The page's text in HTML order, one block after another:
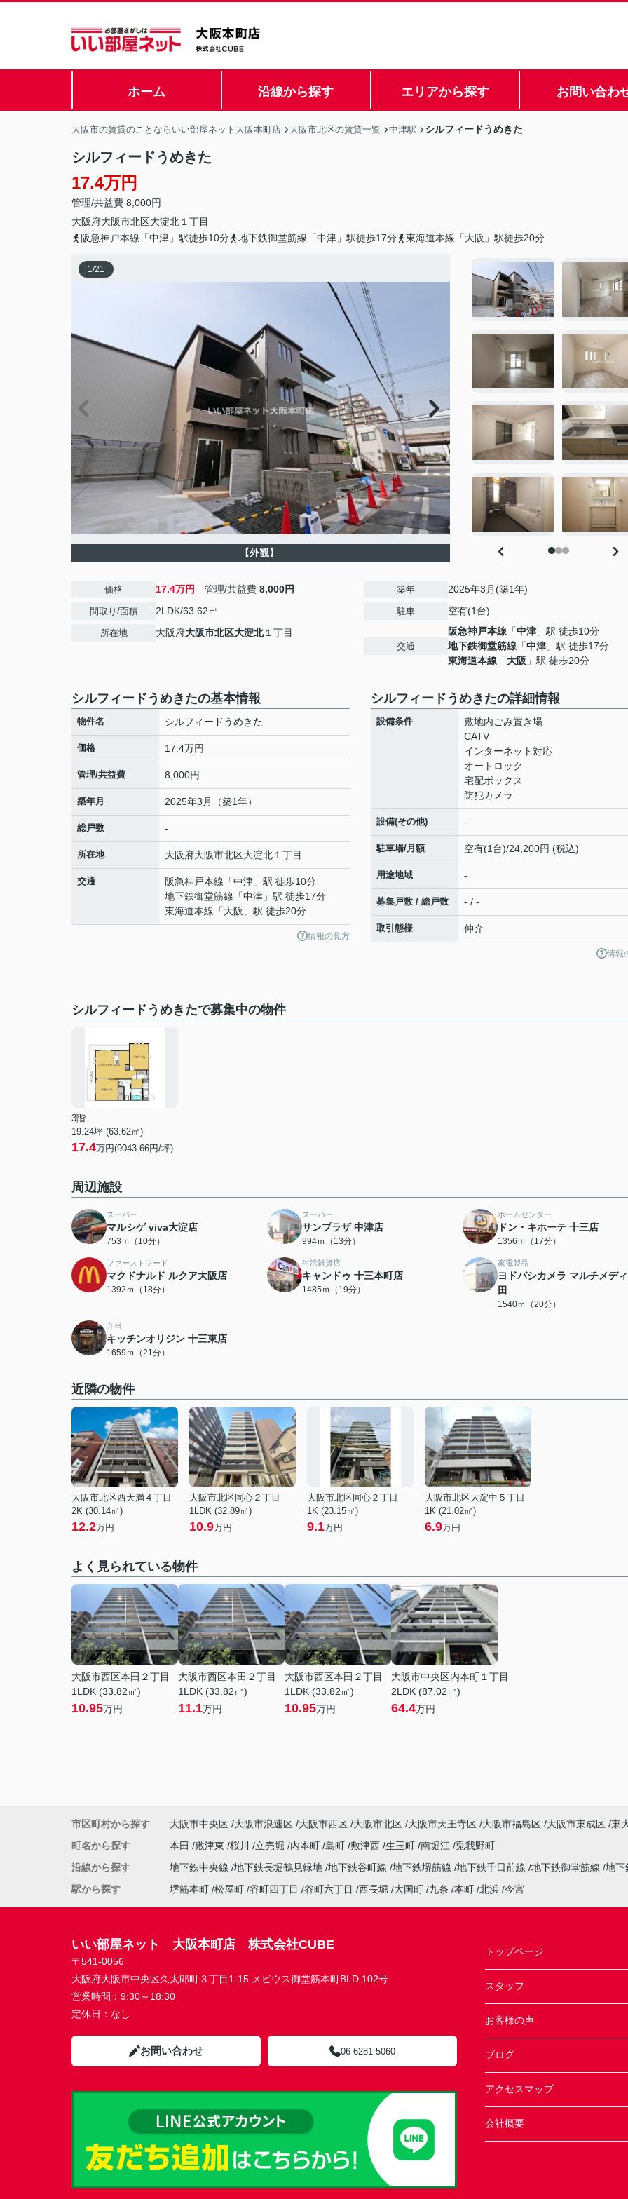
ホーム 沿線から探す エリアから探す お問い合わ
大阪市の賃貸のことならいい部屋ネット大阪本町店 大阪市北区の賃貸一覧 中津駅 シルフィードうめきた
シルフィードうめきた
17.4万円
管理/共益費 8,000円
大阪府大阪市北区大淀北 １丁目
阪急神戸本線「中津」駅徒歩10分
地下鉄御堂筋線「中津」駅徒歩17分 東海道本線「大阪」駅徒歩20分
1/21
【外観】
価格 17.4万円 管理/共益費 8,000円
間取り/面積 2LDK/63.62㎡
所在地 大阪府大阪市北区大淀北１丁目
築年 2025年3月(築1年)
駐車 空有(1台)
交通
阪急神戸本線 「中津 」駅 徒歩10分
地下鉄御堂筋線 「中津 」駅 徒歩17分
東海道本線 「大阪 」駅 徒歩20分
シルフィードうめきたの基本情報
物件名 シルフィードうめきた
価格 17.4万円
管理/共益費 8,000円
築年月 2025年3月（築1年）
総戸数 -
所在地 大阪府大阪市北区大淀北 １丁目
交通 阪急神戸本線 「中津 」駅 徒歩10分
地下鉄御堂筋線 「中津 」駅 徒歩17分
東海道本線 「大阪 」駅 徒歩20分
情報の見方
シルフィードうめきたの詳細情報
設備条件
敷地内ごみ置き場
CATV
インターネット対応
オートロック
宅配ボックス
防犯カメラ
設備(その他) -
駐車場/月額 空有(1台)/24,200円 (税込)
用途地域 -
募集戸数 / 総戸数 - / -
取引態様 仲介
情報
シルフィードうめきたで募集中の物件
3階
19.24坪 (63.62㎡)
17.4万円(9043.66円/坪)
周辺施設
スーパー
マルシゲ viva大淀店
753ｍ（10分）
スーパー
サンプラザ 中津店
994ｍ（13分）
ホームセンター
ドン・キホーテ 十三店
1356ｍ（17分）
ファーストフード
マクドナルド ルクア大阪店
1392ｍ（18分）
生活雑貨店
キャンドゥ 十三本町店
1485ｍ（19分）
家電製品
ヨドバシカメラ マルチメデ
田
1540ｍ（20分）
弁当
キッチンオリジン 十三東店
1659ｍ（21分）
近隣の物件
大阪市北区西天満４丁目
2K (30.14㎡)
12.2万円
大阪市北区同心２丁目
1LDK (32.89㎡)
10.9万円
大阪市北区同心２丁目
1K (23.15㎡)
9.1万円
大阪市北区大淀中５丁目
1K (21.02㎡)
6.9万円
よく見られている物件
大阪市西区本田２丁目
1LDK (33.82㎡)
10.95万円
大阪市西区本田２丁目
1LDK (33.82㎡)
11.1万円
大阪市西区本田２丁目
1LDK (33.82㎡)
10.95万円
大阪市中央区内本町１丁目
2LDK (87.02㎡)
64.4万円
市区町村から探す 大阪市中央区 大阪市浪速区 大阪市西区 大阪市北区 大阪市天王寺区 大阪市福島区 大阪市東成区 東
町名から探す
本田 敷津東 桜川 立売堀 内本町 島町 敷津西 生玉町 南堀江
兎我野町
沿線から探す
地下鉄中央線 地下鉄長堀鶴見緑地 地下鉄谷町線 地下鉄堺筋線 地下鉄千日前線 地下鉄御堂筋線 地
駅から探す
堺筋本町 松屋町 谷町四丁目 谷町六丁目 西長堀 大国町 九条 本町 北浜 今宮
いい部屋ネット 大阪本町店 株式会社CUBE
〒541-0056
大阪府大阪市中央区久太郎町３丁目1-15 メビウス御堂筋本町BLD 102号
営業時間： 9:30～18:30
定休日： なし
お問い合わせ 06-6281-5060
トップページ
スタッフ
お客様の声
ブログ
アクセスマップ
会社概要